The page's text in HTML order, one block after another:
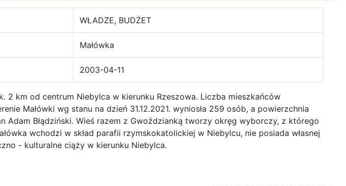
WŁADZE, BUDŻET
Małówka
2003-04-11
2 km od centrum Niebylca w kierunku Rzeszowa. Liczba mieszkańców
Małówki wg stanu na dzień 31.12.2021. wyniosła 259 osób, a powierzchnia
Adam Błądziński. Wieś razem z Gwoździanką tworzy okręg wyborczy, z którego
wchodzi w skład parafii rzymskokatolickiej w Niebylcu, nie posiada własnej
- kulturalne ciąży w kierunku Niebylca.